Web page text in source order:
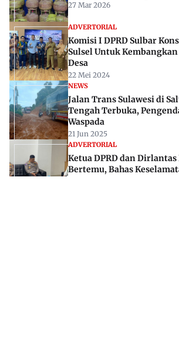
27 Mar 2026
ADVERTORIAL
Komisi I DPRD Sulbar
Sulsel Untuk
Desa
22 Mei 2024
NEWS
Jalan Trans Sulawesi di
Tengah Terbuka,
Waspada
21 Jun 2025
ADVERTORIAL
Ketua DPRD dan Dirlantas
Bertemu, Bahas